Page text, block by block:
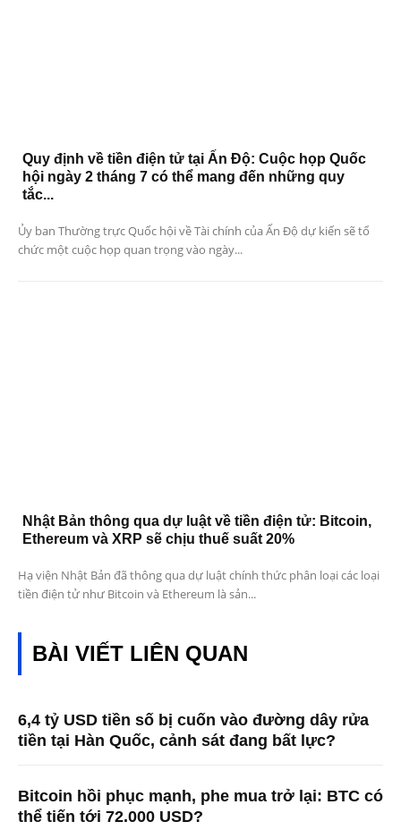
Quy định về tiền điện tử tại Ấn Độ: Cuộc họp Quốc
hội ngày 2 tháng 7 có thể mang đến những quy
tắc...
Ủy ban Thường trực Quốc hội về Tài chính của Ấn Độ dự kiến ​​sẽ tổ
chức một cuộc họp quan trọng vào ngày...
Nhật Bản thông qua dự luật về tiền điện tử: Bitcoin,
Ethereum và XRP sẽ chịu thuế suất 20%
Hạ viện Nhật Bản đã thông qua dự luật chính thức phân loại các loại
tiền điện tử như Bitcoin và Ethereum là sản...
BÀI VIẾT LIÊN QUAN
6,4 tỷ USD tiền số bị cuốn vào đường dây rửa
tiền tại Hàn Quốc, cảnh sát đang bất lực?
Bitcoin hồi phục mạnh, phe mua trở lại: BTC có
thể tiến tới 72.000 USD?